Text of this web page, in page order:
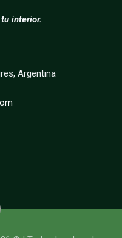
interior.
Argentina